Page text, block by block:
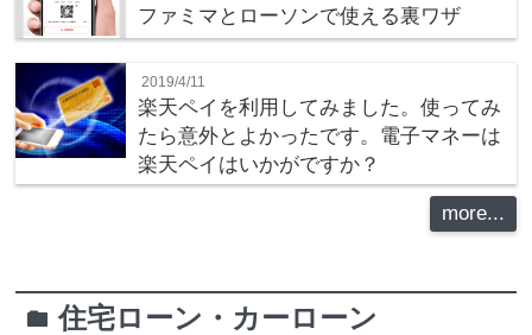
ファミマとローソンで使える裏ワザ
2019/4/11
楽天ペイを利用してみました。使ってみ
たら意外とよかったです。電子マネーは
楽天ペイはいかがですか？
more...
folder住宅ローン・カーローン